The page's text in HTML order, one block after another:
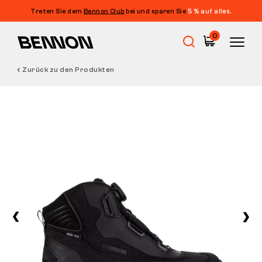
Treten Sie dem Bennon Club bei und sparen Sie 5 % auf alles.
0
Outdoor
Freizeitschuhe
Zurück zu den Produkten